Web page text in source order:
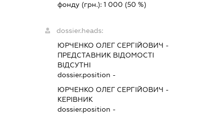
фонду (грн.): 1 000 (50 %)
dossier.heads:
ЮРЧЕНКО ОЛЕГ СЕРГІЙОВИЧ -
ПРЕДСТАВНИКВІДОМОСТІ
ВІДСУТНІ
dossier.position -
ЮРЧЕНКО ОЛЕГ СЕРГІЙОВИЧ -
КЕРІВНИК
dossier.position -